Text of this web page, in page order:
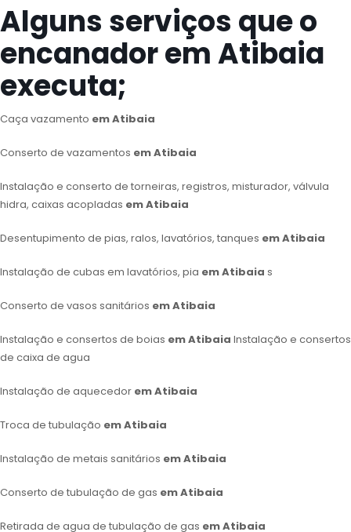
Alguns serviços que o
encanador em Atibaia
executa;
Caça vazamento em Atibaia
Conserto de vazamentos em Atibaia
Instalação e conserto de torneiras, registros, misturador, válvula
hidra, caixas acopladas em Atibaia
Desentupimento de pias, ralos, lavatórios, tanques em Atibaia
Instalação de cubas em lavatórios, pia em Atibaia s
Conserto de vasos sanitários em Atibaia
Instalação e consertos de boias em Atibaia Instalação e consertos
de caixa de agua
Instalação de aquecedor em Atibaia
Troca de tubulação em Atibaia
Instalação de metais sanitários em Atibaia
Conserto de tubulação de gas em Atibaia
Retirada de agua de tubulação de gas em Atibaia